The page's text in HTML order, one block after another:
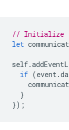
// Initialize
let
self.
if (event.
}
});